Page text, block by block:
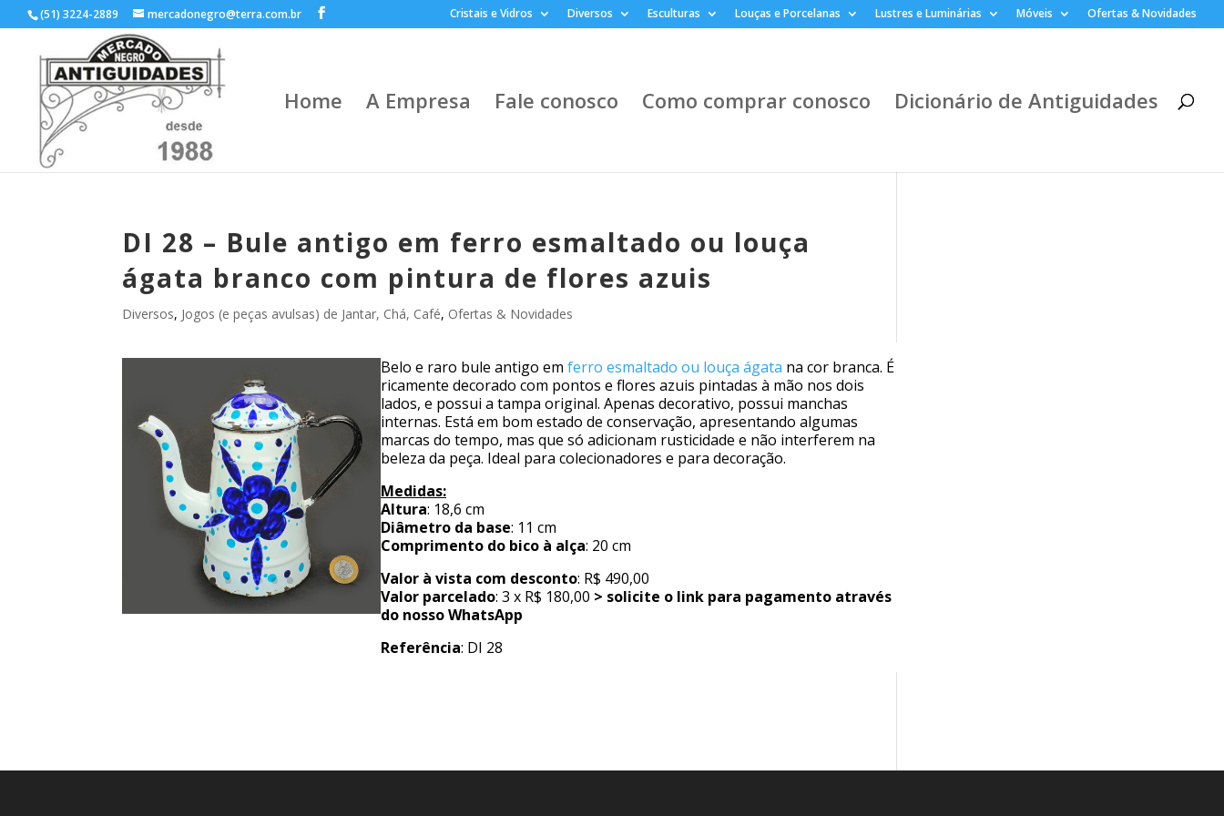
(51) 3224-2889 mercadonegro@terra.com.br Cristais e Vidros Diversos Esculturas Louças e Porcelanas Lustres e Luminárias Móveis Ofertas & Novidades
Home A Empresa Fale conosco Como comprar conosco Dicionário de Antiguidades
DI 28 – Bule antigo em ferro esmaltado ou louça
ágata branco com pintura de flores azuis
Diversos, Jogos (e peças avulsas) de Jantar, Chá, Café, Ofertas & Novidades
Belo e raro bule antigo em ferro esmaltado ou louça ágata na cor branca. É
ricamente decorado com pontos e flores azuis pintadas à mão nos dois
lados, e possui a tampa original. Apenas decorativo, possui manchas
internas. Está em bom estado de conservação, apresentando algumas
marcas do tempo, mas que só adicionam rusticidade e não interferem na
beleza da peça. Ideal para colecionadores e para decoração.
Medidas:
Altura: 18,6 cm
Diâmetro da base: 11 cm
Comprimento do bico à alça: 20 cm
Valor à vista com desconto: R$ 490,00
Valor parcelado: 3 x R$ 180,00 > solicite o link para pagamento através
do nosso WhatsApp
Referência: DI 28